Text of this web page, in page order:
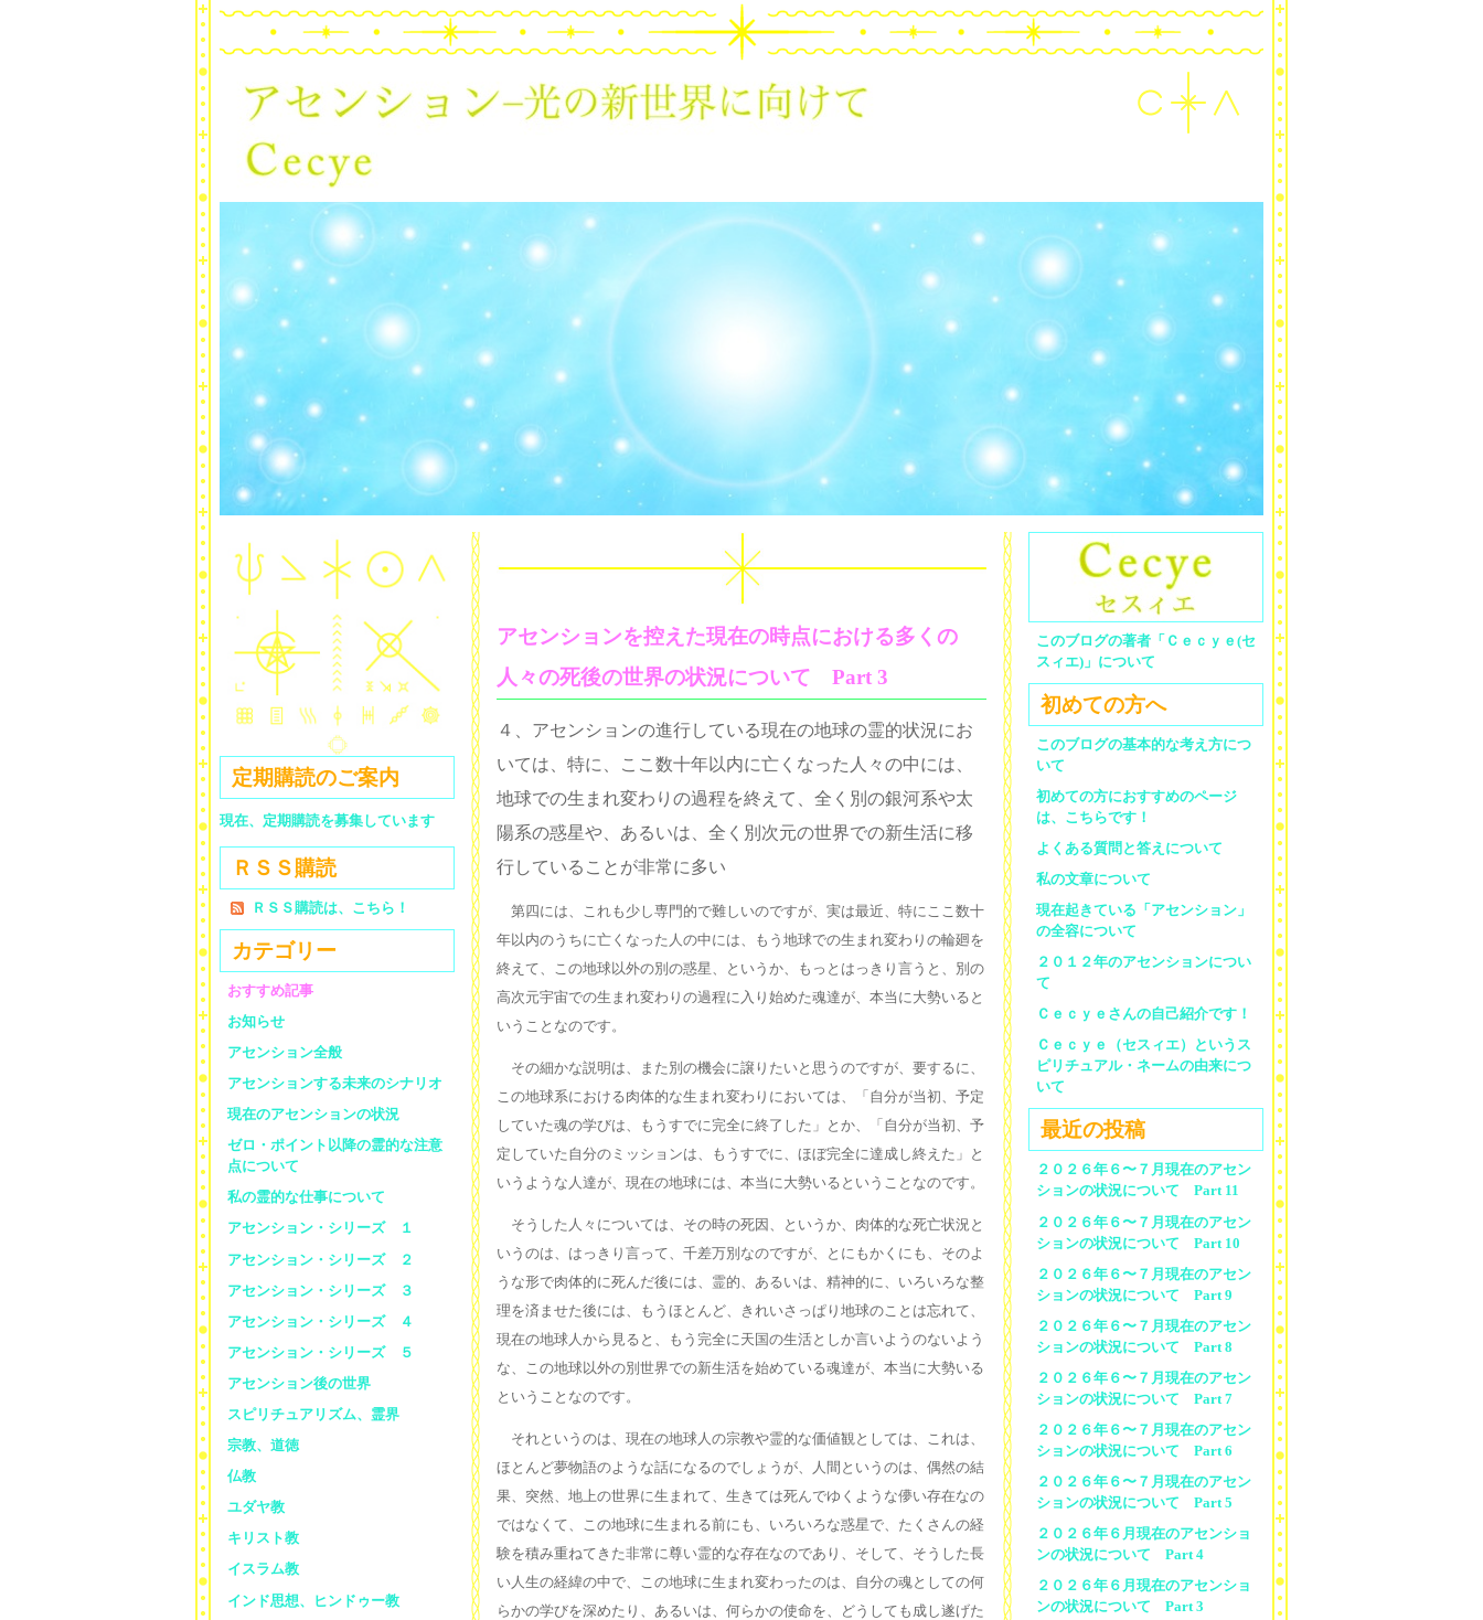
アセンションを控えた現在の時点における多くの
人々の死後の世界の状況について Part 3
４、アセンションの進行している現在の地球の霊的状況にお
いては、特に、ここ数十年以内に亡くなった人々の中には、
地球での生まれ変わりの過程を終えて、全く別の銀河系や太
陽系の惑星や、あるいは、全く別次元の世界での新生活に移
行していることが非常に多い
第四には、これも少し専門的で難しいのですが、実は最近、特にここ数十
年以内のうちに亡くなった人の中には、もう地球での生まれ変わりの輪廻を
終えて、この地球以外の別の惑星、というか、もっとはっきり言うと、別の
高次元宇宙での生まれ変わりの過程に入り始めた魂達が、本当に大勢いると
いうことなのです。
その細かな説明は、また別の機会に譲りたいと思うのですが、要するに、
この地球系における肉体的な生まれ変わりにおいては、「自分が当初、予定
していた魂の学びは、もうすでに完全に終了した」とか、「自分が当初、予
定していた自分のミッションは、もうすでに、ほぼ完全に達成し終えた」と
いうような人達が、現在の地球には、本当に大勢いるということなのです。
そうした人々については、その時の死因、というか、肉体的な死亡状況と
いうのは、はっきり言って、千差万別なのですが、とにもかくにも、そのよ
うな形で肉体的に死んだ後には、霊的、あるいは、精神的に、いろいろな整
理を済ませた後には、もうほとんど、きれいさっぱり地球のことは忘れて、
現在の地球人から見ると、もう完全に天国の生活としか言いようのないよう
な、この地球以外の別世界での新生活を始めている魂達が、本当に大勢いる
ということなのです。
それというのは、現在の地球人の宗教や霊的な価値観としては、これは、
ほとんど夢物語のような話になるのでしょうが、人間というのは、偶然の結
果、突然、地上の世界に生まれて、生きては死んでゆくような儚い存在なの
ではなくて、この地球に生まれる前にも、いろいろな惑星で、たくさんの経
験を積み重ねてきた非常に尊い霊的な存在なのであり、そして、そうした長
い人生の経緯の中で、この地球に生まれ変わったのは、自分の魂としての何
らかの学びを深めたり、あるいは、何らかの使命を、どうしても成し遂げた
このブログの著者「Ｃｅｃｙｅ(セ
スィエ)」について
初めての方へ
このブログの基本的な考え方につ
いて
初めての方におすすめのページ
は、こちらです！
よくある質問と答えについて
私の文章について
現在起きている「アセンション」
の全容について
２０１２年のアセンションについ
て
Ｃｅｃｙｅさんの自己紹介です！
Ｃｅｃｙｅ（セスィエ）というス
ピリチュアル・ネームの由来につ
いて
最近の投稿
２０２６年６〜７月現在のアセン
ションの状況について Part 11
２０２６年６〜７月現在のアセン
ションの状況について Part 10
２０２６年６〜７月現在のアセン
ションの状況について Part 9
２０２６年６〜７月現在のアセン
ションの状況について Part 8
２０２６年６〜７月現在のアセン
ションの状況について Part 7
２０２６年６〜７月現在のアセン
ションの状況について Part 6
２０２６年６〜７月現在のアセン
ションの状況について Part 5
２０２６年６月現在のアセンショ
ンの状況について Part 4
２０２６年６月現在のアセンショ
ンの状況について Part 3
定期購読のご案内
現在、定期購読を募集しています
ＲＳＳ購読
ＲＳＳ購読は、こちら！
カテゴリー
おすすめ記事
お知らせ
アセンション全般
アセンションする未来のシナリオ
現在のアセンションの状況
ゼロ・ポイント以降の霊的な注意
点について
私の霊的な仕事について
アセンション・シリーズ １
アセンション・シリーズ ２
アセンション・シリーズ ３
アセンション・シリーズ ４
アセンション・シリーズ ５
アセンション後の世界
スピリチュアリズム、霊界
宗教、道徳
仏教
ユダヤ教
キリスト教
イスラム教
インド思想、ヒンドゥー教